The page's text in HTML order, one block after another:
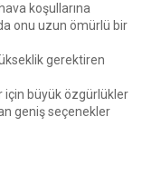
koşullarına
onu uzun ömürlü bir
gerektiren
için büyük özgürlükler
geniş seçenekler